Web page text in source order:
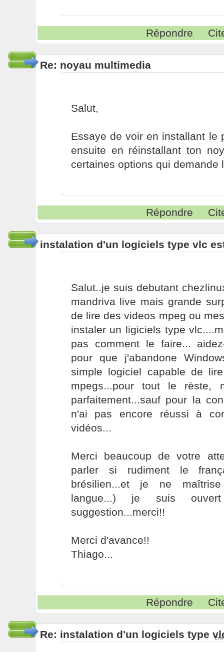
Répondre
Re: noyau multimedia
Salut,
Essaye de voir en installant le
ensuite en réinstallant ton
certaines options qui demande
Répondre
instalation d'un logiciels type vlc
Salut..je suis debutant
mandriva live mais grande
de lire des videos mpeg ou
instaler un ligiciels type
pas comment le faire...
pour que j'abandone
simple logiciel capable de
mpegs...pour tout le rèste,
parfaitement...sauf pour la
n'ai pas encore réussi à
vidéos...
Merci beaucoup de votre
parler si rudiment le
brésilien...et je ne
langue...) je suis
suggestion...merci!!
Merci d'avance!!
Thiago...
Répondre
Re: instalation d'un logiciels type